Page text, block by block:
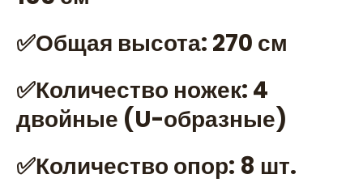
✅Общая высота: 270 см
✅Количество ножек: 4
двойные (U-образные)
✅Количество опор: 8 шт.